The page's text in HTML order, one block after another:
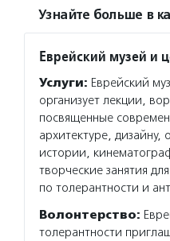
Узнайте больше в
Еврейский музей и
Услуги: Еврейский
организует лекции,
посвященные
архитектуре,
истории,
творческие занятия
по толерантности и
Волонтерство:
толерантности